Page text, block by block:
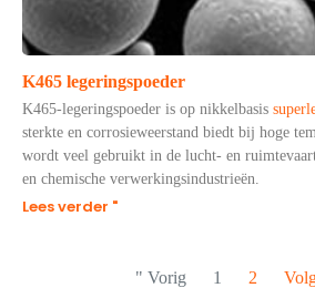
K465 legeringspoeder
K465-legeringspoeder is op nikkelbasis
sterkte en corrosieweerstand biedt bij hoge
wordt veel gebruikt in de lucht- en
en chemische verwerkingsindustrieën.
Lees verder "
" Vorig 1 2